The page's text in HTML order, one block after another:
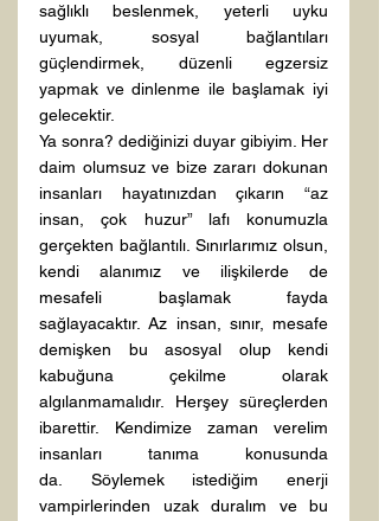
sağlıklı beslenmek, yeterli uyku
uyumak, sosyal bağlantıları
güçlendirmek, düzenli egzersiz
yapmak ve dinlenme ile başlamak iyi
gelecektir.
Ya sonra? dediğinizi duyar gibiyim. Her
daim olumsuz ve bize zararı dokunan
insanları hayatınızdan çıkarın “az
insan, çok huzur” lafı konumuzla
gerçekten bağlantılı. Sınırlarımız olsun,
kendi alanımız ve ilişkilerde de
mesafeli başlamak fayda
sağlayacaktır. Az insan, sınır, mesafe
demişken bu asosyal olup kendi
kabuğuna çekilme olarak
algılanmamalıdır. Herşey süreçlerden
ibarettir. Kendimize zaman verelim
insanları tanıma konusunda
da. Söylemek istediğim enerji
vampirlerinden uzak duralım ve bu